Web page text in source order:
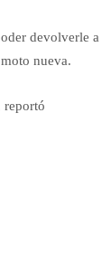
devolverle a
nueva.
reportó